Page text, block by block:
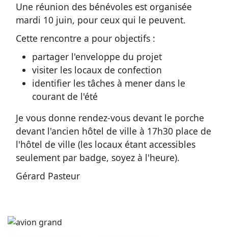
Une réunion des bénévoles est organisée
mardi 10 juin, pour ceux qui le peuvent.
Cette rencontre a pour objectifs :
partager l'enveloppe du projet
visiter les locaux de confection
identifier les tâches à mener dans le
courant de l'été
Je vous donne rendez-vous devant le porche
devant l'ancien hôtel de ville à 17h30 place de
l'hôtel de ville (les locaux étant accessibles
seulement par badge, soyez à l'heure).
Gérard Pasteur